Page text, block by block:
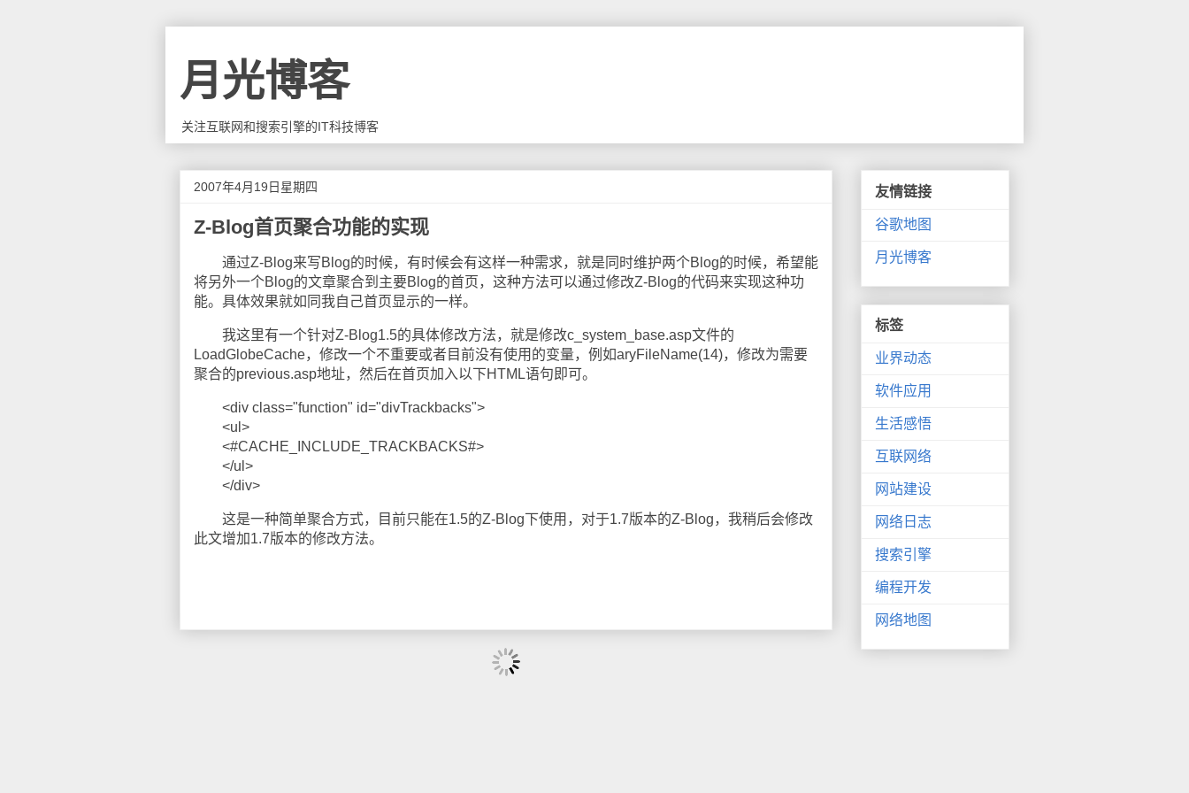
月光博客
关注互联网和搜索引擎的IT科技博客
2007年4月19日星期四
Z-Blog首页聚合功能的实现
通过Z-Blog来写Blog的时候，有时候会有这样一种需求，就是同时维护两个Blog的时候，希望能
将另外一个Blog的文章聚合到主要Blog的首页，这种方法可以通过修改Z-Blog的代码来实现这种功
能。具体效果就如同我自己首页显示的一样。
我这里有一个针对Z-Blog1.5的具体修改方法，就是修改c_system_base.asp文件的
LoadGlobeCache，修改一个不重要或者目前没有使用的变量，例如aryFileName(14)，修改为需要
聚合的previous.asp地址，然后在首页加入以下HTML语句即可。
<div class="function" id="divTrackbacks">
<ul>
<#CACHE_INCLUDE_TRACKBACKS#>
</ul>
</div>
这是一种简单聚合方式，目前只能在1.5的Z-Blog下使用，对于1.7版本的Z-Blog，我稍后会修改
此文增加1.7版本的修改方法。
友情链接
谷歌地图
月光博客
标签
业界动态
软件应用
生活感悟
互联网络
网站建设
网络日志
搜索引擎
编程开发
网络地图